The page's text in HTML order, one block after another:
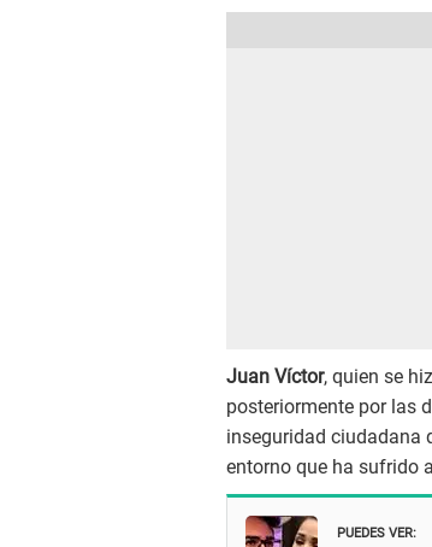
Juan Víctor, quien se
posteriormente por las
inseguridad ciudadana
entorno que ha sufrido
PUEDES VER: